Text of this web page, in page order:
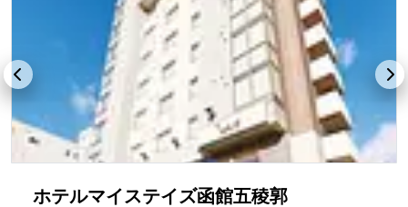
ホテルマイステイズ函館五稜郭